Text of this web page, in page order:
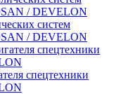
систем
/ DEVELON
спецтехники